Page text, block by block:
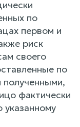
по
первом и
риск
своего
по
фактически
указанному